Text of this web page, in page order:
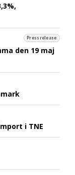
Pressrelease
den 19 maj
i TNE